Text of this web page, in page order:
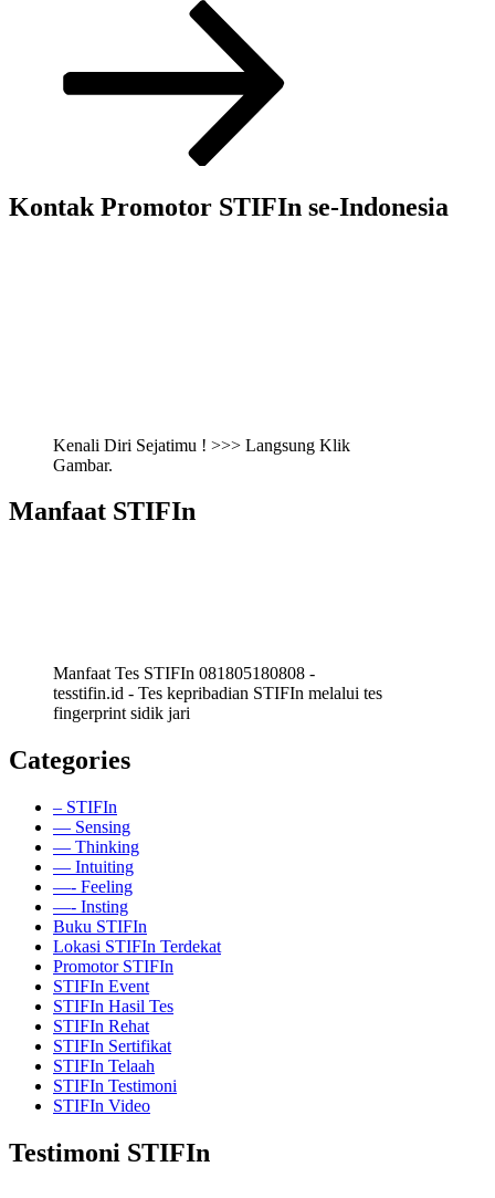
Kontak Promotor STIFIn se-Indonesia
Kenali Diri Sejatimu ! >>> Langsung Klik
Gambar.
Manfaat STIFIn
Manfaat Tes STIFIn 081805180808 -
tesstifin.id - Tes kepribadian STIFIn melalui tes
fingerprint sidik jari
Categories
– STIFIn
— Sensing
— Thinking
— Intuiting
—- Feeling
—- Insting
Buku STIFIn
Lokasi STIFIn Terdekat
Promotor STIFIn
STIFIn Event
STIFIn Hasil Tes
STIFIn Rehat
STIFIn Sertifikat
STIFIn Telaah
STIFIn Testimoni
STIFIn Video
Testimoni STIFIn